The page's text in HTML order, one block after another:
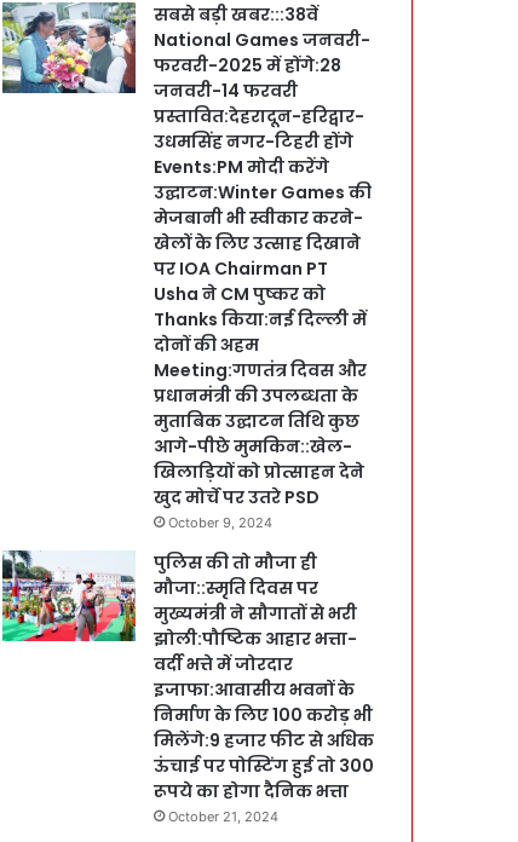
सबसे बड़ी खबर:::38वें
National Games जनवरी-
फरवरी-2025 में होंगे:28
जनवरी-14 फरवरी
प्रस्तावित:देहरादून-हरिद्वार-
उधमसिंह नगर-टिहरी होंगे
Events:PM मोदी करेंगे
उद्घाटन:Winter Games की
मेजबानी भी स्वीकार करने-
खेलों के लिए उत्साह दिखाने
पर IOA Chairman PT
Usha ने CM पुष्कर को
Thanks किया:नई दिल्ली में
दोनों की अहम
Meeting:गणतंत्र दिवस और
प्रधानमंत्री की उपलब्धता के
मुताबिक उद्घाटन तिथि कुछ
आगे-पीछे मुमकिन::खेल-
खिलाड़ियों को प्रोत्साहन देने
खुद मोर्चे पर उतरे PSD
October 9, 2024
पुलिस की तो मौजा ही
मौजा::स्मृति दिवस पर
मुख्यमंत्री ने सौगातों से भरी
झोली:पौष्टिक आहार भत्ता-
वर्दी भत्ते में जोरदार
इजाफा:आवासीय भवनों के
निर्माण के लिए 100 करोड़ भी
मिलेंगे:9 हजार फीट से अधिक
ऊंचाई पर पोस्टिंग हुई तो 300
रूपये का होगा दैनिक भत्ता
October 21, 2024